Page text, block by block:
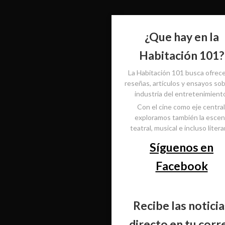
¿Que hay en la
Habitación 101?
La Habitación 101 busca
reseñas, artículos y ensayos
industria del
Con el cine como eje
exploramos también la
teatral, musical e incluso
Síguenos en
Facebook
Recibe las